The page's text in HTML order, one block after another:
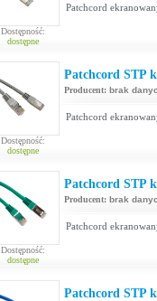
Dostępność:
dostępne
Patchcord
Dostępność:
dostępne
Patchcord STP
Producent: brak
Patchcord
Dostępność:
dostępne
Patchcord STP
Producent: brak
Patchcord
Patchcord STP